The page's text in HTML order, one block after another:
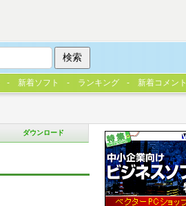
ダウンロード
新着ソフト ランキング 新着コメント